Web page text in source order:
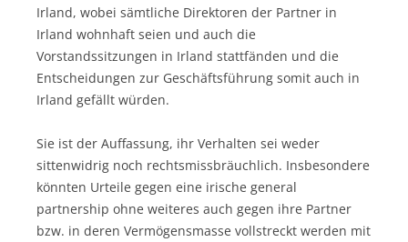
Irland, wobei sämtliche Direktoren der Partner in
Irland wohnhaft seien und auch die
Vorstandssitzungen in Irland stattfänden und die
Entscheidungen zur Geschäftsführung somit auch in
Irland gefällt würden.
Sie ist der Auffassung, ihr Verhalten sei weder
sittenwidrig noch rechtsmissbräuchlich. Insbesondere
könnten Urteile gegen eine irische general
partnership ohne weiteres auch gegen ihre Partner
bzw. in deren Vermögensmasse vollstreckt werden mit